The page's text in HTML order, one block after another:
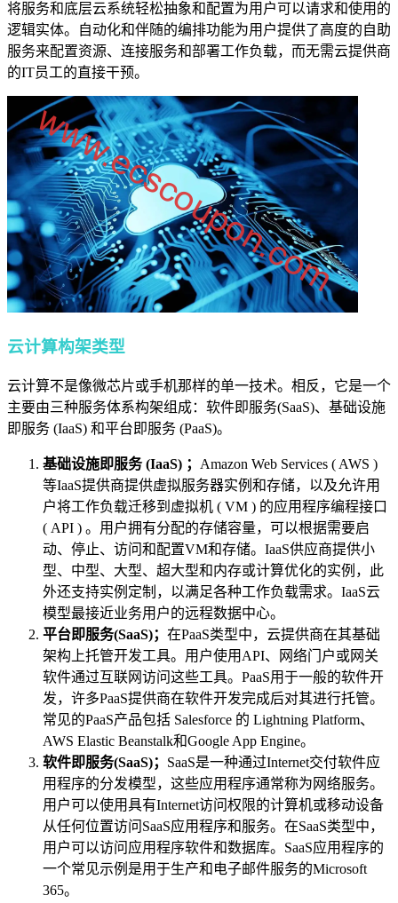
将服务和底层云系统轻松抽象和配置为用户可以请求和使用的
逻辑实体。自动化和伴随的编排功能为用户提供了高度的自助
服务来配置资源、连接服务和部署工作负载，而无需云提供商
的IT员工的直接干预。
云计算构架类型
云计算不是像微芯片或手机那样的单一技术。相反，它是一个
主要由三种服务体系构架组成：软件即服务(SaaS)、基础设施
即服务 (IaaS) 和平台即服务 (PaaS)。
基础设施即服务 (IaaS) ； Amazon Web Services ( AWS )
等IaaS提供商提供虚拟服务器实例和存储，以及允许用
户将工作负载迁移到虚拟机 ( VM ) 的应用程序编程接口
( API ) 。用户拥有分配的存储容量，可以根据需要启
动、停止、访问和配置VM和存储。IaaS供应商提供小
型、中型、大型、超大型和内存或计算优化的实例，此
外还支持实例定制，以满足各种工作负载需求。IaaS云
模型最接近业务用户的远程数据中心。
平台即服务(SaaS)； 在PaaS类型中，云提供商在其基础
架构上托管开发工具。用户使用API、网络门户或网关
软件通过互联网访问这些工具。PaaS用于一般的软件开
发，许多PaaS提供商在软件开发完成后对其进行托管。
常见的PaaS产品包括 Salesforce 的 Lightning Platform、
AWS Elastic Beanstalk和Google App Engine。
软件即服务(SaaS)； SaaS是一种通过Internet交付软件应
用程序的分发模型，这些应用程序通常称为网络服务。
用户可以使用具有Internet访问权限的计算机或移动设备
从任何位置访问SaaS应用程序和服务。在SaaS类型中，
用户可以访问应用程序软件和数据库。SaaS应用程序的
一个常见示例是用于生产和电子邮件服务的Microsoft
365。